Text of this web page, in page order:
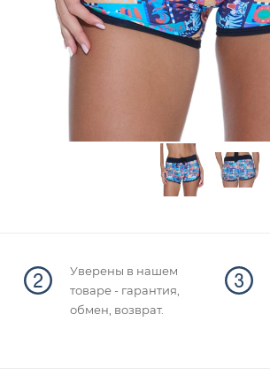
Уверены в нашем
товаре - гарантия,
обмен, возврат.